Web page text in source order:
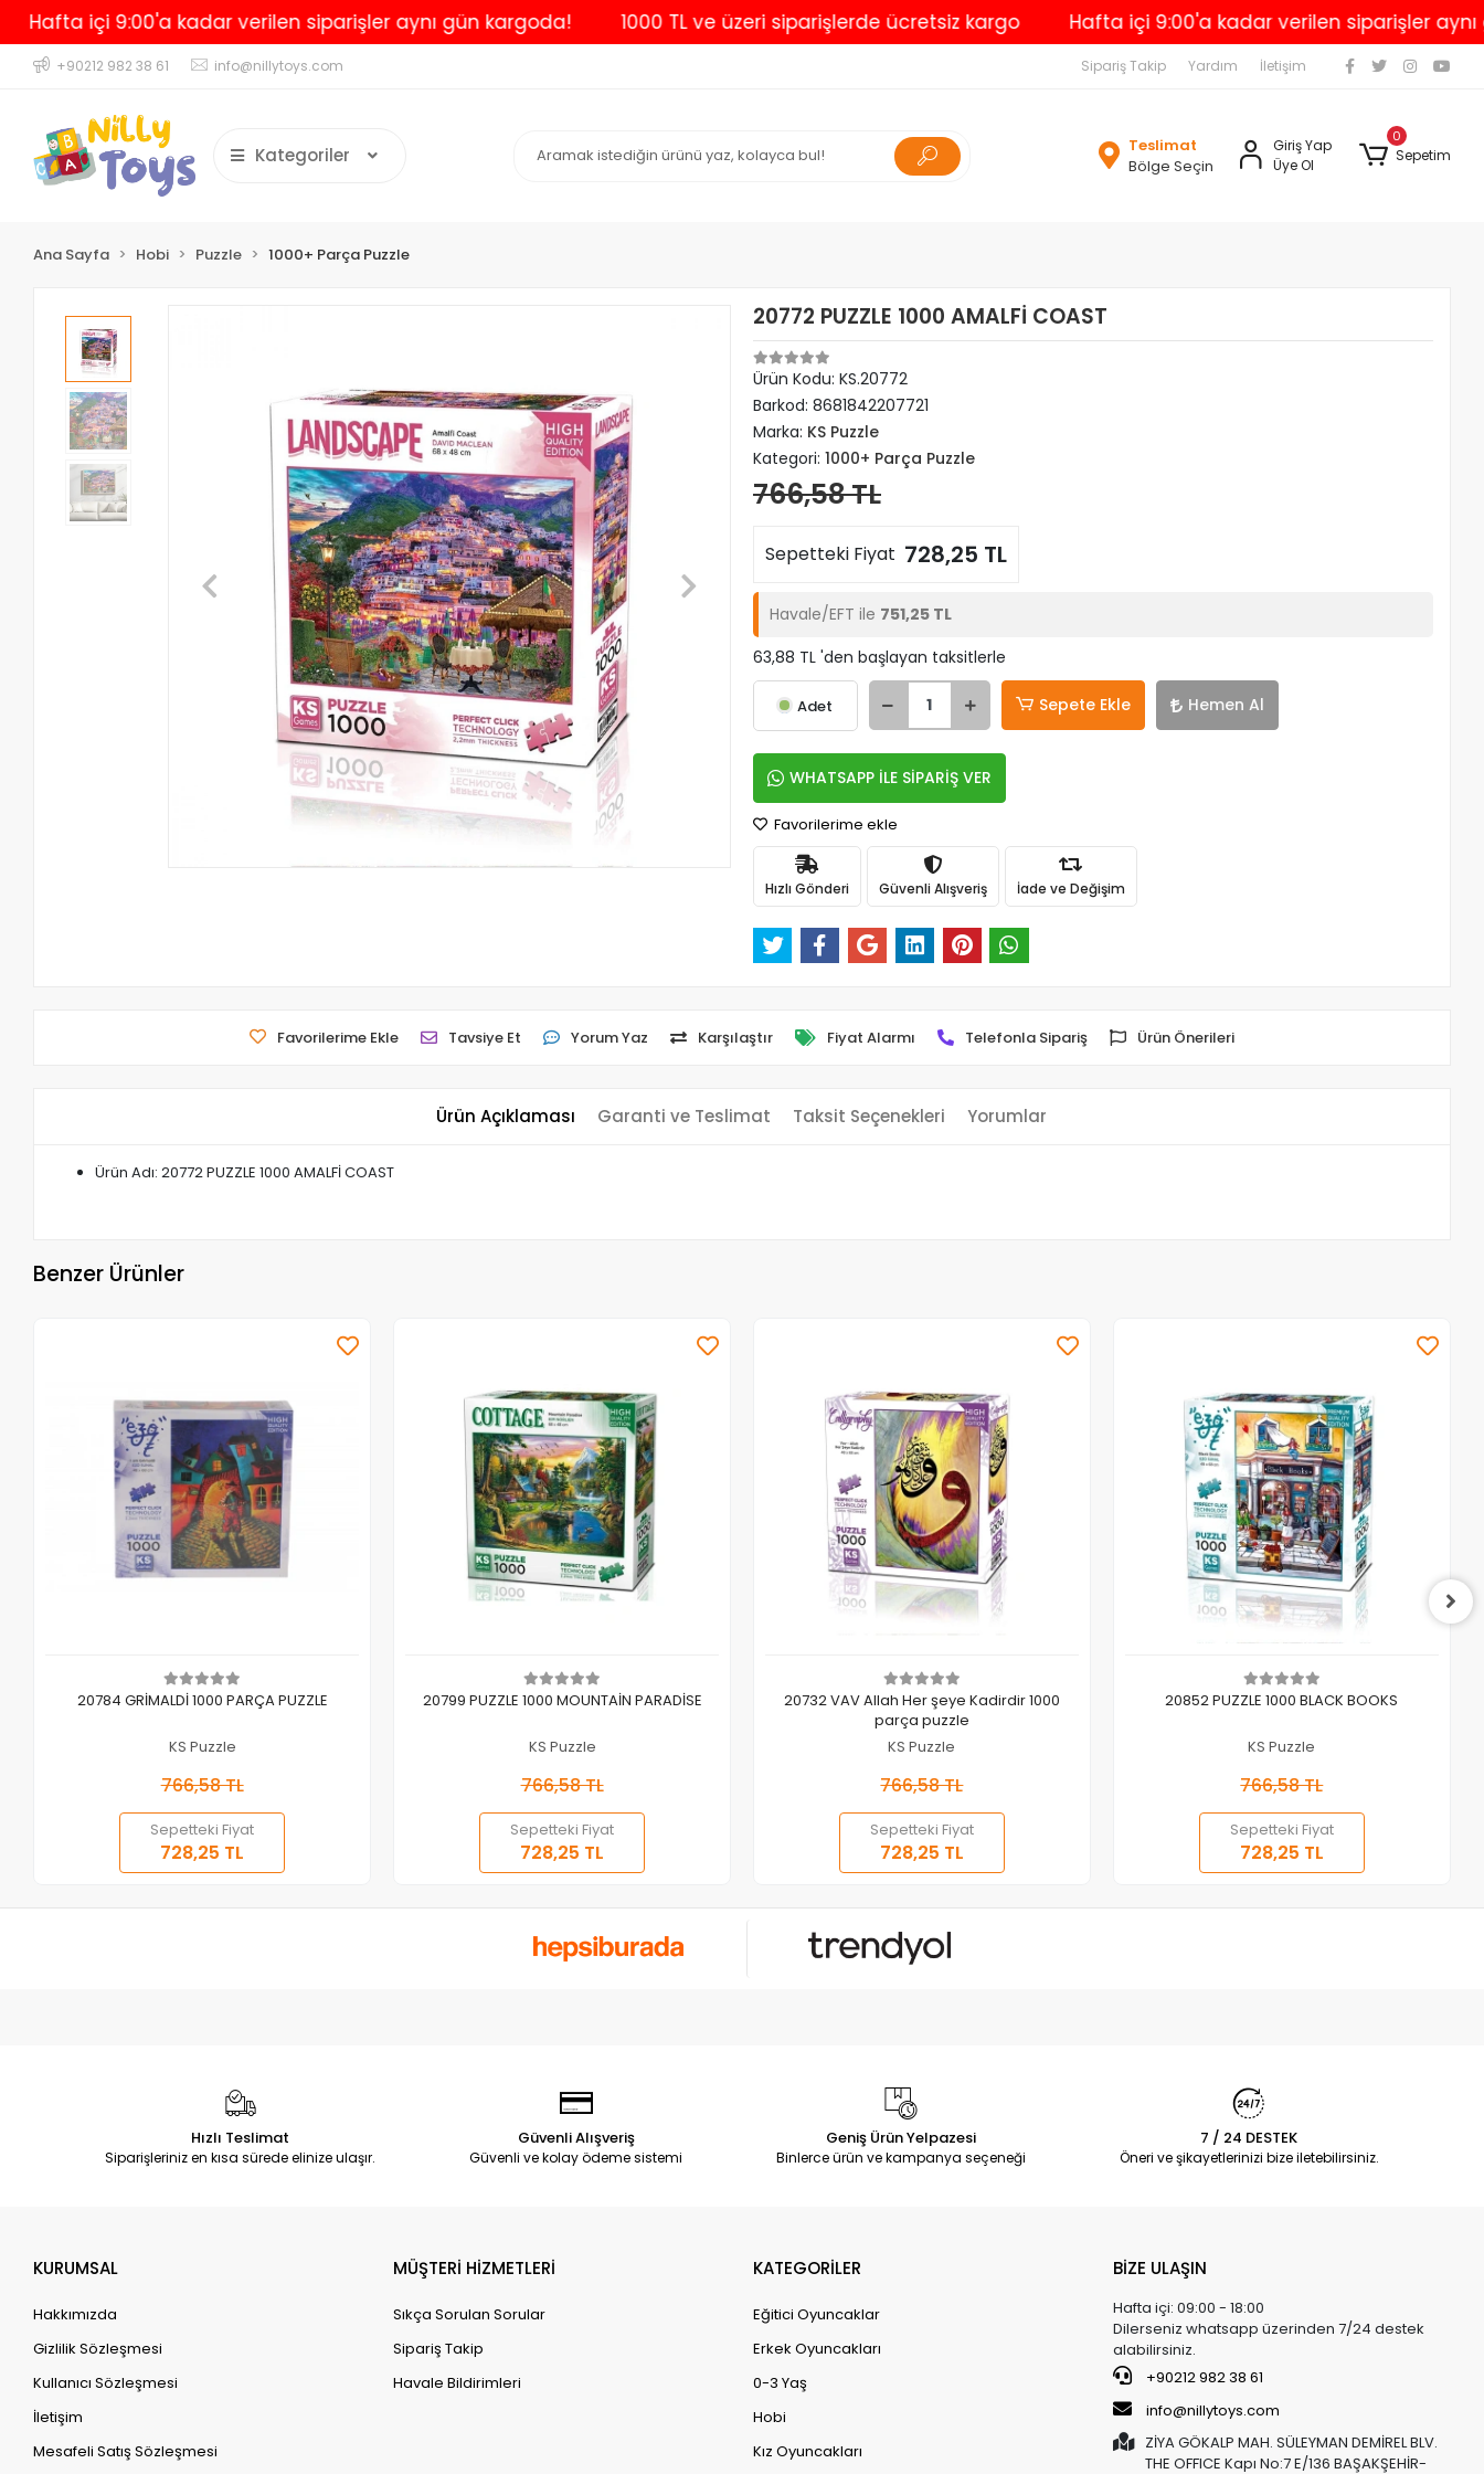
içi 9:00'a kadar verilen siparişler aynı gün kargoda! 1000 TL ve üzeri siparişlerde ücretsiz kargo Hafta içi 9:00'a kadar verilen siparişler aynı gün
+90212 982 38 61 info@nillytoys.com Sipariş Takip Yardım İletişim
Kategoriler
Teslimat
Bölge Seçin
Giriş Yap
Üye Ol
0
Sepetim
Ana Sayfa Hobi Puzzle 1000+ Parça Puzzle
20772 PUZZLE 1000 AMALFİ COAST
Ürün Kodu: KS.20772
Barkod: 8681842207721
Marka: KS Puzzle
Kategori: 1000+ Parça Puzzle
766,58 TL
Sepetteki Fiyat 728,25 TL
Havale/EFT ile 751,25 TL
63,88 TL 'den başlayan taksitlerle
Adet Sepete Ekle Hemen Al
WHATSAPP İLE SİPARİŞ VER
Favorilerime ekle
Hızlı Gönderi Güvenli Alışveriş İade ve Değişim
Favorilerime Ekle Tavsiye Et Yorum Yaz Karşılaştır Fiyat Alarmı Telefonla Sipariş Ürün Önerileri
Ürün Açıklaması Garanti ve Teslimat Taksit Seçenekleri Yorumlar
Ürün Adı: 20772 PUZZLE 1000 AMALFİ COAST
Benzer Ürünler
Sepete Ekle
20784 GRİMALDİ 1000 PARÇA PUZZLE
KS Puzzle
766,58 TL
Sepetteki Fiyat
728,25 TL
Sepete Ekle
20799 PUZZLE 1000 MOUNTAİN PARADİSE
KS Puzzle
766,58 TL
Sepetteki Fiyat
728,25 TL
Sepete Ekle
20732 VAV Allah Her şeye Kadirdir 1000
parça puzzle
KS Puzzle
766,58 TL
Sepetteki Fiyat
728,25 TL
Sepete Ekle
20852 PUZZLE 1000 BLACK BOOKS
KS Puzzle
766,58 TL
Sepetteki Fiyat
728,25 TL
Hızlı Teslimat
Siparişleriniz en kısa sürede elinize ulaşır.
Güvenli Alışveriş
Güvenli ve kolay ödeme sistemi
Geniş Ürün Yelpazesi
Binlerce ürün ve kampanya seçeneği
7 / 24 DESTEK
Öneri ve şikayetlerinizi bize iletebilirsiniz.
KURUMSAL
Hakkımızda
Gizlilik Sözleşmesi
Kullanıcı Sözleşmesi
İletişim
Mesafeli Satış Sözleşmesi
MÜŞTERİ HİZMETLERİ
Sıkça Sorulan Sorular
Sipariş Takip
Havale Bildirimleri
KATEGORİLER
Eğitici Oyuncaklar
Erkek Oyuncakları
0-3 Yaş
Hobi
Kız Oyuncakları
BİZE ULAŞIN
Hafta içi: 09:00 - 18:00
Dilerseniz whatsapp üzerinden 7/24 destek
alabilirsiniz.
+90212 982 38 61
info@nillytoys.com
ZİYA GÖKALP MAH. SÜLEYMAN DEMİREL BLV.
THE OFFICE Kapı No:7 E/136 BAŞAKŞEHİR-